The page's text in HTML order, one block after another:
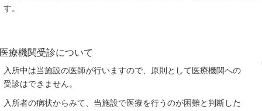
す。
医療機関受診について
入所中は当施設の医師が行いますので、原則として医療機関への
受診はできません。
入所者の病状からみて、当施設で医療を行うのが困難と判断した